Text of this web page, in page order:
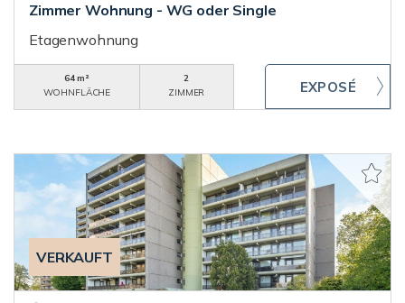
Zimmer Wohnung - WG oder Single
Etagenwohnung
64 m²
WOHNFLÄCHE
2
ZIMMER
VERKAUFT